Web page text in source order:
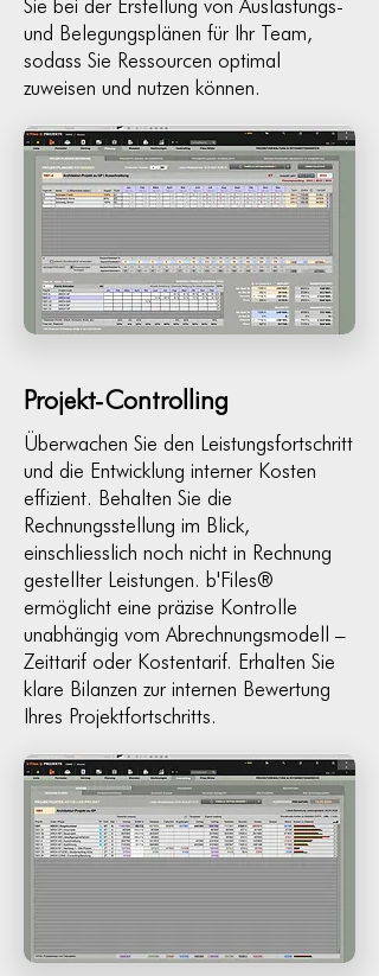
und Belegungsplänen für Ihr Team,
sodass Sie Ressourcen optimal
zuweisen und nutzen können.
Projekt-Controlling
Überwachen Sie den Leistungsfortschritt
und die Entwicklung interner Kosten
effizient. Behalten Sie die
Rechnungsstellung im Blick,
einschliesslich noch nicht in Rechnung
gestellter Leistungen. b'Files®
ermöglicht eine präzise Kontrolle
unabhängig vom Abrechnungsmodell –
Zeittarif oder Kostentarif. Erhalten Sie
klare Bilanzen zur internen Bewertung
Ihres Projektfortschritts.